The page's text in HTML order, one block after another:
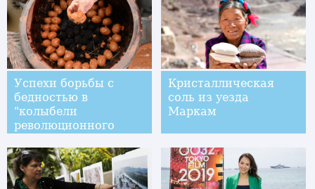
Успехи борьбы с
бедностью в
"колыбели
революционного
Кристаллическая
соль из уезда
Маркам